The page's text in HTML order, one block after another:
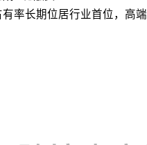
率长期位居行业首位，高端